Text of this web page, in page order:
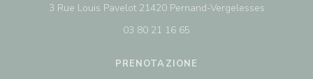
3 Rue Louis Pavelot 21420 Pernand-Vergelesses((apre una
03 80 21 16 65
PRENOTAZIONE